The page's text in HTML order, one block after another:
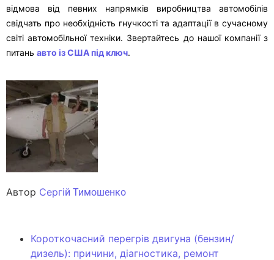
відмова від певних напрямків виробництва автомобілів
свідчать про необхідність гнучкості та адаптації в сучасному
світі автомобільної техніки. Звертайтесь до нашої компанії з
питань авто із США під ключ.
Автор Сергій Тимошенко
Короткочасний перегрів двигуна (бензин/
дизель): причини, діагностика, ремонт